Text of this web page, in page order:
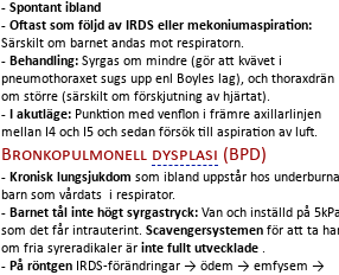
- Spontant ibland
- Oftast som följd av IRDS eller mekoniumaspiration:
Särskilt om barnet andas mot respiratorn.
- Behandling: Syrgas om mindre (gör att kvävet i
pneumothoraxet sugs upp enl Boyles lag), och thoraxdrän
om större (särskilt om förskjutning av hjärtat).
- I akutläge: Punktion med venflon i främre axillarlinjen
mellan I4 och I5 och sedan försök till aspiration av luft.
Bronkopulmonell dysplasi (BPD)
- Kronisk lungsjukdom som ibland uppstår hos underburna
barn som vårdats i respirator.
- Barnet tål inte högt syrgastryck: Van och inställd på 5kPa
som det får intrauterint. Scavengersystemen för att ta
om fria syreradikaler är inte fullt utvecklade .
- På röntgen
IRDS-förändringar → ödem → emfysem →